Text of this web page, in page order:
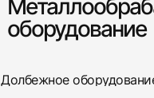
оборудование
Долбежное